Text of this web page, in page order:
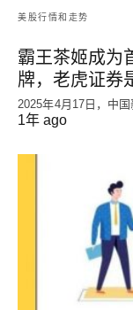
美股行情和走势
霸王茶姬成为
牌，老虎证券
2025年4月17日，中国
1年 ago